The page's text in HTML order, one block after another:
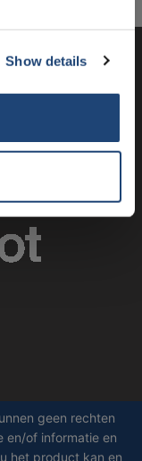
Show details
geen rechten
en/of informatie en
het product kan en